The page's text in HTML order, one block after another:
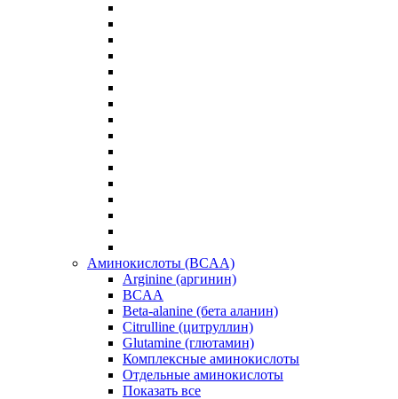
Аминокислоты (BCAA)
Arginine (аргинин)
BCAA
Beta-alanine (бета аланин)
Citrulline (цитруллин)
Glutamine (глютамин)
Комплексные аминокислоты
Отдельные аминокислоты
Показать все